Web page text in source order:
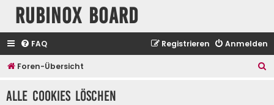
Rubinox Board
FAQ Anmelden
Registrieren
Foren-Übersicht
Alle Cookies löschen